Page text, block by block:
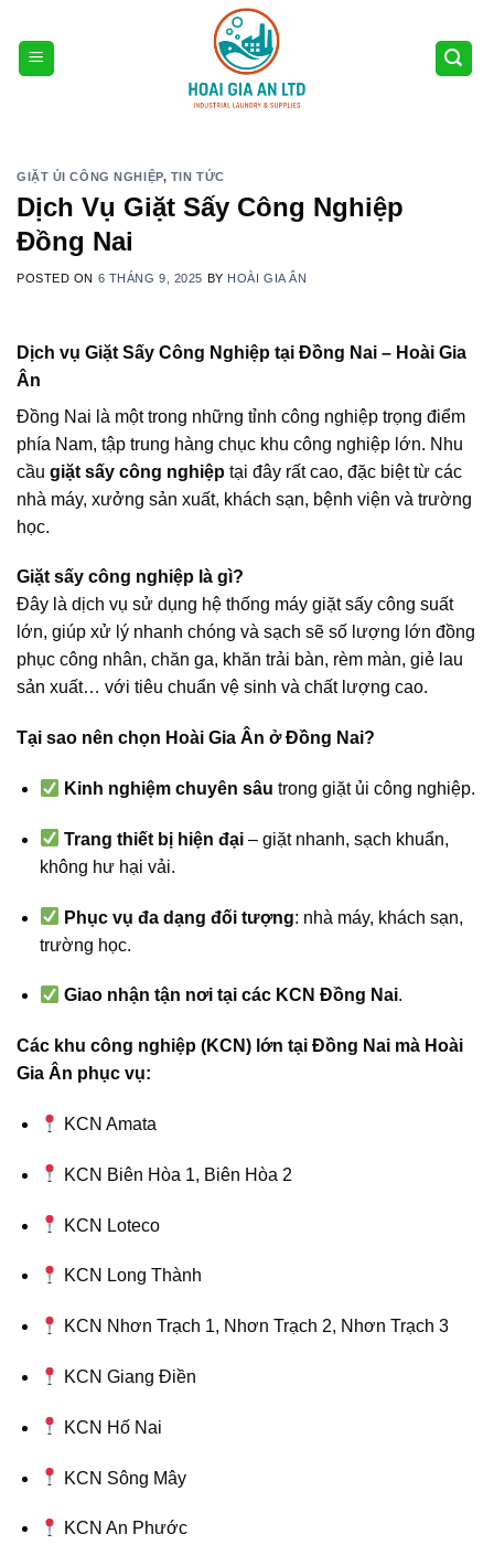
content
GIẶT ỦI CÔNG NGHIỆP, TIN TỨC
Dịch Vụ Giặt Sấy Công Nghiệp
Đồng Nai
POSTED ON 6 THÁNG 9, 2025 BY HOÀI GIA ÂN
Dịch vụ Giặt Sấy Công Nghiệp tại Đồng Nai – Hoài Gia
Ân
Đồng Nai là một trong những tỉnh công nghiệp trọng điểm
phía Nam, tập trung hàng chục khu công nghiệp lớn. Nhu
cầu giặt sấy công nghiệp tại đây rất cao, đặc biệt từ các
nhà máy, xưởng sản xuất, khách sạn, bệnh viện và trường
học.
Giặt sấy công nghiệp là gì?
Đây là dịch vụ sử dụng hệ thống máy giặt sấy công suất
lớn, giúp xử lý nhanh chóng và sạch sẽ số lượng lớn đồng
phục công nhân, chăn ga, khăn trải bàn, rèm màn, giẻ lau
sản xuất… với tiêu chuẩn vệ sinh và chất lượng cao.
Tại sao nên chọn Hoài Gia Ân ở Đồng Nai?
Kinh nghiệm chuyên sâu trong giặt ủi công nghiệp.
Trang thiết bị hiện đại – giặt nhanh, sạch khuẩn,
không hư hại vải.
Phục vụ đa dạng đối tượng: nhà máy, khách sạn,
trường học.
Giao nhận tận nơi tại các KCN Đồng Nai.
Các khu công nghiệp (KCN) lớn tại Đồng Nai mà Hoài
Gia Ân phục vụ:
KCN Amata
KCN Biên Hòa 1, Biên Hòa 2
KCN Loteco
KCN Long Thành
KCN Nhơn Trạch 1, Nhơn Trạch 2, Nhơn Trạch 3
KCN Giang Điền
KCN Hố Nai
KCN Sông Mây
KCN An Phước